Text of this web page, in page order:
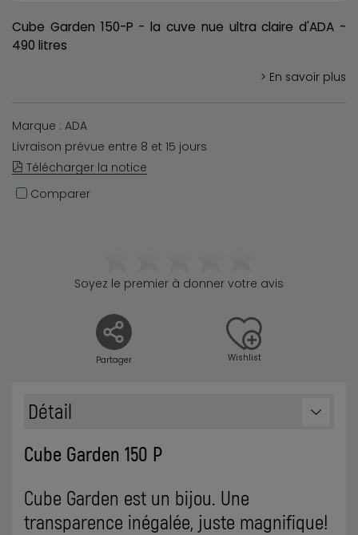
Cube Garden 150-P - la cuve nue ultra claire d'ADA -
490 litres
> En savoir plus
Marque : ADA
Livraison prévue entre 8 et 15 jours
Télécharger la notice
Comparer
Partager
Soyez le premier à donner votre avis
Wishlist
Détail
Cube Garden 150 P
Cube Garden est un bijou. Une
transparence inégalée, juste magnifique!